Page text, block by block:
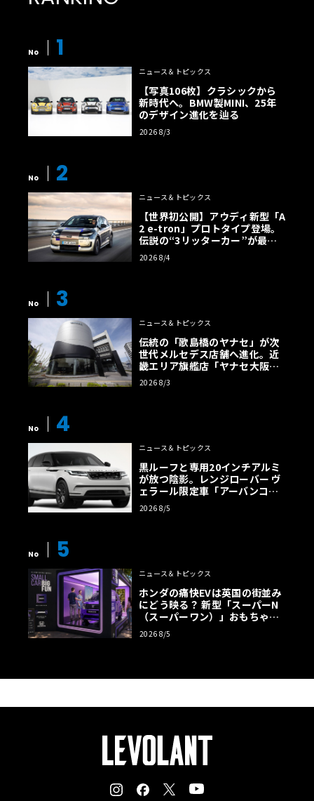
No 1
ニュース＆トピックス
【写真106枚】クラシックから
新時代へ。BMW製MINI、25年
のデザイン進化を辿る
2026 8/3
No 2
ニュース＆トピックス
【世界初公開】アウディ新型「A
2 e-tron」プロトタイプ登場。
伝説の“3リッターカー”が最高
効率エントリーBEVとして復活
【画像38枚】
2026 8/4
No 3
ニュース＆トピックス
伝統の「歌島橋のヤナセ」が次
世代メルセデス店舗へ進化。近
畿エリア旗艦店「ヤナセ大阪支
店」がリニューアル
2026 8/3
No 4
ニュース＆トピックス
黒ルーフと専用20インチアルミ
が放つ陰影。レンジローバー ヴ
ェラール限定車「アーバンコン
トラスト・エディション」登場
2026 8/5
No 5
ニュース＆トピックス
ホンダの痛快EVは英国の街並み
にどう映る？ 新型「スーパーN
（スーパーワン）」おもちゃ箱
ツアーの全貌
2026 8/5